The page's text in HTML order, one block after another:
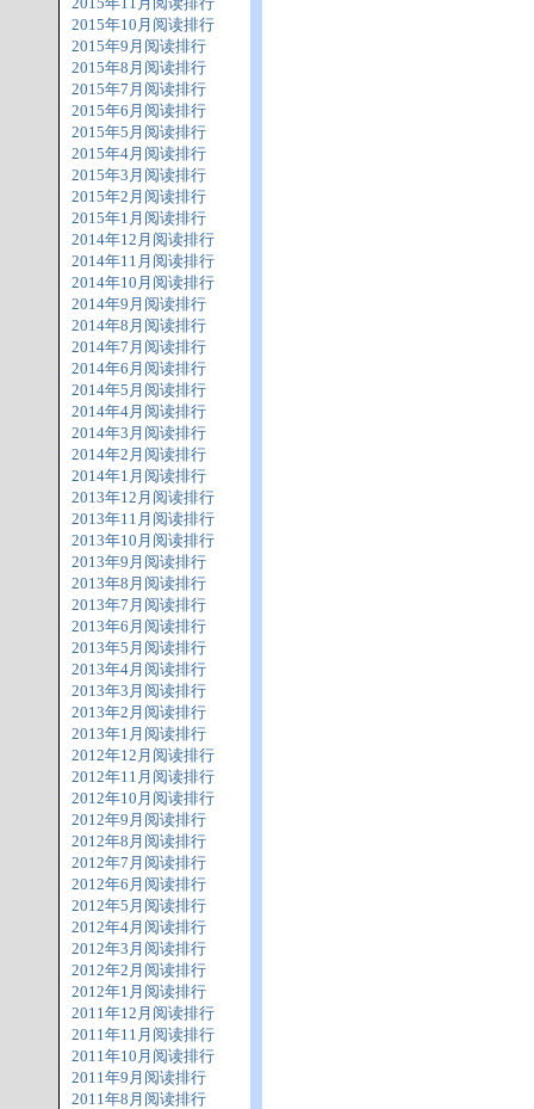
2015年10月阅读排行
2015年9月阅读排行
2015年8月阅读排行
2015年7月阅读排行
2015年6月阅读排行
2015年5月阅读排行
2015年4月阅读排行
2015年3月阅读排行
2015年2月阅读排行
2015年1月阅读排行
2014年12月阅读排行
2014年11月阅读排行
2014年10月阅读排行
2014年9月阅读排行
2014年8月阅读排行
2014年7月阅读排行
2014年6月阅读排行
2014年5月阅读排行
2014年4月阅读排行
2014年3月阅读排行
2014年2月阅读排行
2014年1月阅读排行
2013年12月阅读排行
2013年11月阅读排行
2013年10月阅读排行
2013年9月阅读排行
2013年8月阅读排行
2013年7月阅读排行
2013年6月阅读排行
2013年5月阅读排行
2013年4月阅读排行
2013年3月阅读排行
2013年2月阅读排行
2013年1月阅读排行
2012年12月阅读排行
2012年11月阅读排行
2012年10月阅读排行
2012年9月阅读排行
2012年8月阅读排行
2012年7月阅读排行
2012年6月阅读排行
2012年5月阅读排行
2012年4月阅读排行
2012年3月阅读排行
2012年2月阅读排行
2012年1月阅读排行
2011年12月阅读排行
2011年11月阅读排行
2011年10月阅读排行
2011年9月阅读排行
2011年8月阅读排行